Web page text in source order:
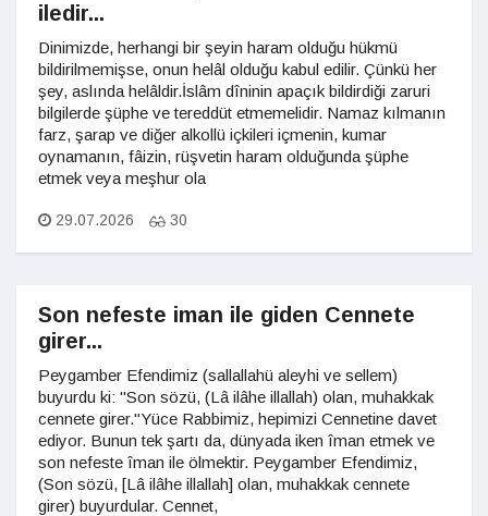
iledir...
Dinimizde, herhangi bir şeyin haram olduğu hükmü
bildirilmemişse, onun helâl olduğu kabul edilir. Çünkü her
şey, aslında helâldir.İslâm dîninin apaçık bildirdiği zaruri
bilgilerde şüphe ve tereddüt etmemelidir. Namaz kılmanın
farz, şarap ve diğer alkollü içkileri içmenin, kumar
oynamanın, fâizin, rüşvetin haram olduğunda şüphe
etmek veya meşhur ola
29.07.2026 30
Son nefeste iman ile giden Cennete
girer...
Peygamber Efendimiz (sallallahü aleyhi ve sellem)
buyurdu ki: "Son sözü, (Lâ ilâhe illallah) olan, muhakkak
cennete girer."Yüce Rabbimiz, hepimizi Cennetine davet
ediyor. Bunun tek şartı da, dünyada iken îman etmek ve
son nefeste îman ile ölmektir. Peygamber Efendimiz,
(Son sözü, [Lâ ilâhe illallah] olan, muhakkak cennete
girer) buyurdular. Cennet,